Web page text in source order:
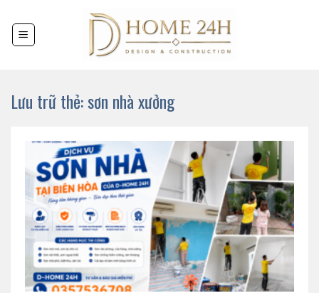
đến
nội
Lưu trữ thẻ:sơn nhà xưởng